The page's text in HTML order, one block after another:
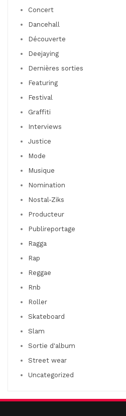
Concert
Dancehall
Découverte
Deejaying
Dernières sorties
Featuring
Festival
Graffiti
Interviews
Justice
Mode
Musique
Nomination
Nostal-Ziks
Producteur
Publireportage
Ragga
Rap
Reggae
Rnb
Roller
Skateboard
Slam
Sortie d'album
Street wear
Uncategorized